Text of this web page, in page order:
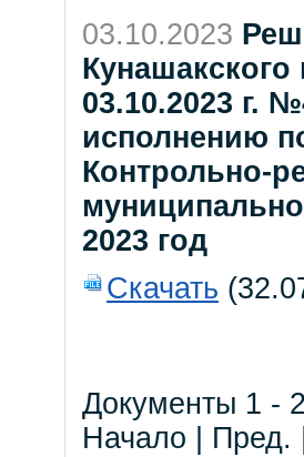
03.10.2023
03.10.2023 г.
исполнению
Контрольно-
2023 год
Скачать
Документы 1 -
Начало |